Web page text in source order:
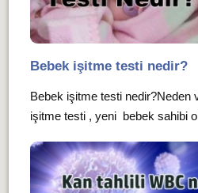
Bebek işitme testi nedir?
Bebek işitme testi nedir?Neden
işitme testi , yeni bebek sahibi